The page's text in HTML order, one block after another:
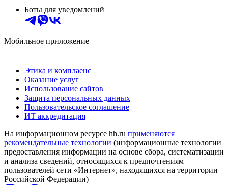
Боты для уведомлений
Мобильное приложение
Этика и комплаенс
Оказание услуг
Использование сайтов
Защита персональных данных
Пользовательское соглашение
ИТ аккредитация
На информационном ресурсе hh.ru применяются
рекомендательные технологии (информационные технологии
предоставления информации на основе сбора, систематизации
и анализа сведений, относящихся к предпочтениям
пользователей сети «Интернет», находящихся на территории
Российской Федерации)